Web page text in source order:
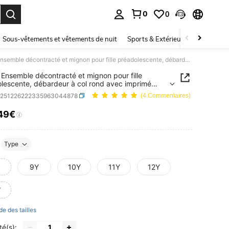
0 0
Sous-vêtements et vêtements de nuit Sports & Extérieur Enfants
SHEIN Ensemble décontracté et mignon pour fille préadolescente, débardeur à col rond avec imprimé nœud rayé bleu et blanc et short, pour les vacances d'été
Ensemble décontracté et mignon pour fille
débardeur à col rond avec imprimé
bleu et blanc et short, pour les vacances(4 Commentaires)
AND AVAILABILITY
Type
9Y 10Y 11Y 12Y
des tailles